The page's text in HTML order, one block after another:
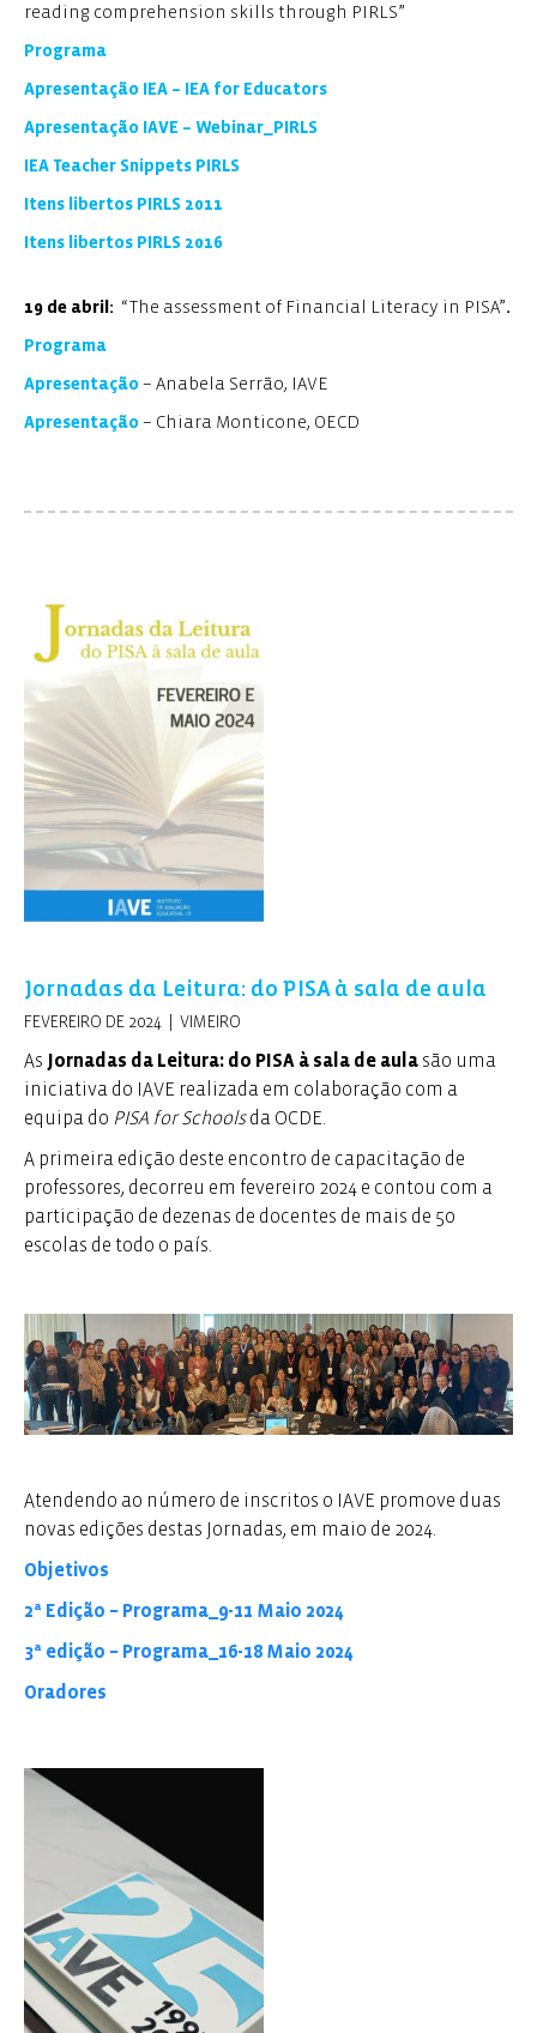
reading comprehension skills through PIRLS”
Programa
Apresentação IEA – IEA for Educators
Apresentação IAVE – Webinar_PIRLS
IEA Teacher Snippets PIRLS
Itens libertos PIRLS 2011
Itens libertos PIRLS 2016
19 de abril: “The assessment of Financial Literacy in PISA”.
Programa
Apresentação – Anabela Serrão, IAVE
Apresentação – Chiara Monticone, OECD
Jornadas da Leitura: do PISA à sala de aula
FEVEREIRO DE 2024 | VIMEIRO
As Jornadas da Leitura: do PISA à sala de aula são uma
iniciativa do IAVE realizada em colaboração com a
equipa do PISA for Schools da OCDE.
A primeira edição deste encontro de capacitação de
professores, decorreu em fevereiro 2024 e contou com a
participação de dezenas de docentes de mais de 50
escolas de todo o país.
Atendendo ao número de inscritos o IAVE promove duas
novas edições destas Jornadas, em maio de 2024.
Objetivos
2ª Edição – Programa_9-11 Maio 2024
3ª edição – Programa_16-18 Maio 2024
Oradores